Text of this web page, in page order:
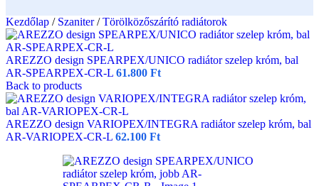
Kezdőlap / Szaniter/ Törölközőszárító radiátorok
AREZZO design SPEARPEX/UNICO radiátor szelep króm, bal
AR-SPEARPEX-CR-L 61.800 Ft
Back to products
AREZZO design VARIOPEX/INTEGRA radiátor szelep króm, bal
AR-VARIOPEX-CR-L 62.100 Ft